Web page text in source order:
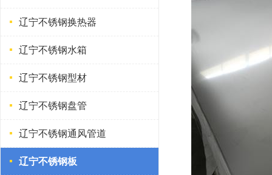
辽宁不锈钢换热器
辽宁不锈钢水箱
辽宁不锈钢型材
辽宁不锈钢盘管
辽宁不锈钢通风管道
辽宁不锈钢板